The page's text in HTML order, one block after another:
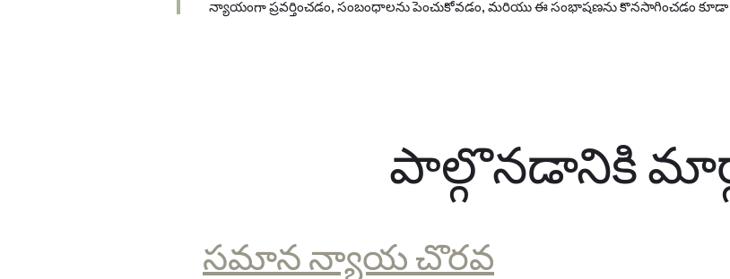
న్యాయంగా ప్రవర్తించడం, సంబంధాలను పెంచుకోవడం, మరియు ఈ సంభాషణను కొనసాగించడం కూడా
పాల్గొనడానికి
సమాన న్యాయ చొరవ